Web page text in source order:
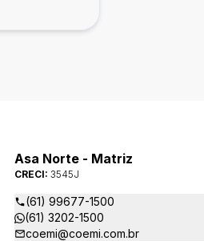
Asa Norte - Matriz
CRECI: 3545J
(61) 99677-1500
(61) 3202-1500
coemi@coemi.com.br